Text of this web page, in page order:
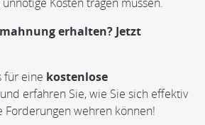
erhalten? Jetzt
für eine kostenlose
und erfahren Sie, wie Sie sich effektiv
Forderungen wehren können!